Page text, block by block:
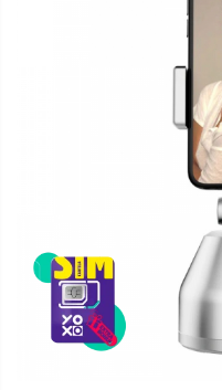
Telefoane mobile Ulefone
Telefoane mobile Unihertz
Telefoane mobile Blackview
Telefoane mobile OSCAL
Telefoane mobile Fossibot
Telefoane mobile Samsung
Telefoane mobile iSEN
Telefoane mobile F150
Telefoane mobile HUAWEI
Telefoane mobile iHunt